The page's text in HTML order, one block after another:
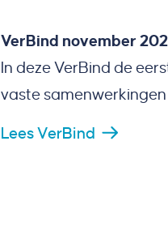
VerBind november
In deze VerBind de
vaste samenwerkingen
Lees VerBind